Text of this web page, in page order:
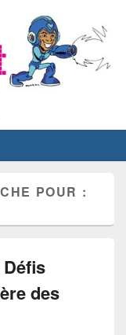
POUR :
des